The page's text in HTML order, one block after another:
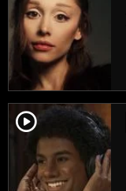
player2